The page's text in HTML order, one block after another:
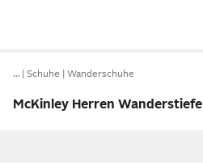
… Schuhe Wanderschuhe
McKinley Herren Wanderstiefel